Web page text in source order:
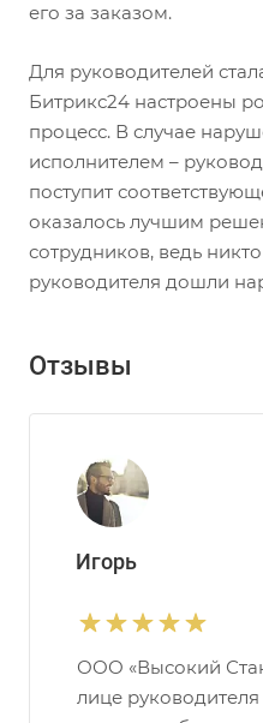
его за заказом.
Для руководителей
Битрикс24 настроены
процесс. В случае
исполнителем –
поступит
оказалось лучшим
сотрудников, ведь
руководителя дошли
Отзывы
Игорь
ООО «Высокий
лице